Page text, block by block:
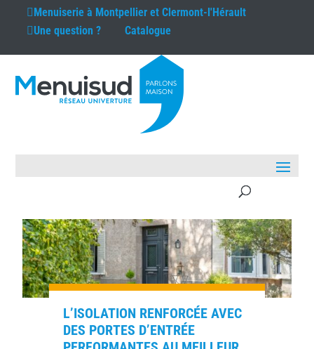
Menuiserie à Montpellier et Clermont-l'Hérault
Une question ?
Catalogue
L’ISOLATION RENFORCÉE AVEC
DES PORTES D’ENTRÉE